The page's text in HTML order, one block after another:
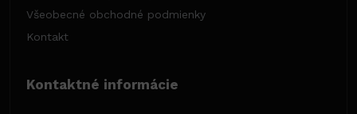
Všeobecné obchodné podmienky
Kontakt
Kontaktné informácie